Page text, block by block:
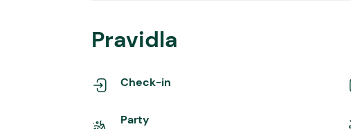
Pravidla
Check-in
Party